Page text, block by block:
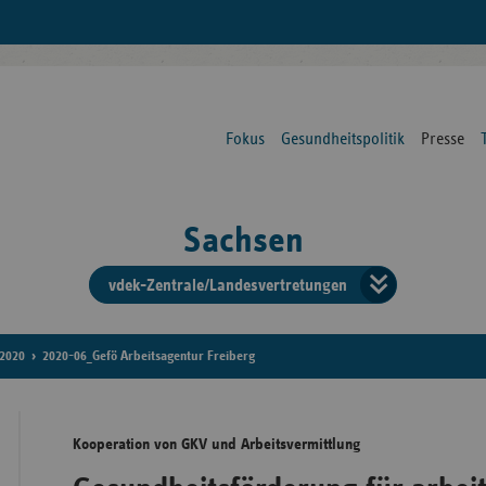
Fokus Gesundheitspolitik Presse
Sachsen
vdek-Zentrale/Landesvertretungen
der
2020 2020-06_Gefö Arbeitsagentur Freiberg
Kooperation von GKV und Arbeitsvermittlung